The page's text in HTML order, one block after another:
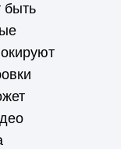
быть